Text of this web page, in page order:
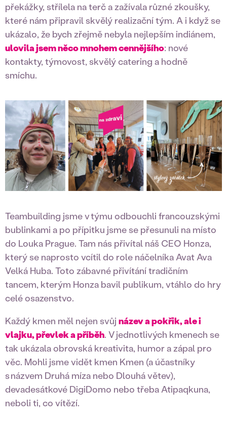
překážky, střílela na terč a zažívala různé zkoušky,
které nám připravil skvělý realizační tým. A i když se
ukázalo, že bych zřejmě nebyla nejlepším indiánem,
ulovila jsem něco mnohem cennějšího: nové
kontakty, týmovost, skvělý catering a hodně
smíchu.
Teambuilding jsme v týmu odbouchli francouzskými
bublinkami a po přípitku jsme se přesunuli na místo
do Louka Prague. Tam nás přivítal náš CEO Honza,
který se naprosto vcítil do role náčelníka Avat Ava
Velká Huba. Toto zábavné přivítání tradičním
tancem, kterým Honza bavil publikum, vtáhlo do hry
celé osazenstvo.
Každý kmen měl nejen svůj název a pokřik, ale i
vlajku, převlek a příběh. V jednotlivých kmenech se
tak ukázala obrovská kreativita, humor a zápal pro
věc. Mohli jsme vidět kmen Kmen (a účastníky
s názvem Druhá míza nebo Dlouhá větev),
devadesátkové DigiDomo nebo třeba Atipaqkuna,
neboli ti, co vítězí.